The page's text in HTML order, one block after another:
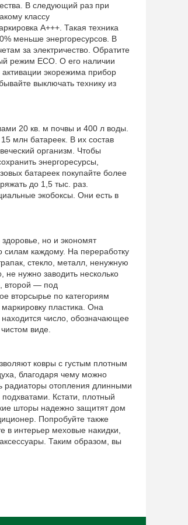
В следующий раз при
классу
А+++. Такая техника
меньше энергоресурсов. В
за электричество. Обратите
режим ECO. О его наличии
активации экорежима прибор
выключать технику из
20 кв. м почвы и 400 л воды.
млн батареек. В их состав
организм. Чтобы
энергоресурсы,
батареек покупайте более
до 1,5 тыс. раз.
экобоксы. Они есть в
но и экономят
каждому. На переработку
стекло, металл, ненужную
не нужно заводить несколько
второй — под
вторсырье по категориям
пластика. Она
находится число, обозначающее
виде.
ковры с густым плотным
благодаря чему можно
радиаторы отопления длинными
Кстати, плотный
шторы надежно защитят дом
Попробуйте также
в интерьер меховые накидки,
Таким образом, вы